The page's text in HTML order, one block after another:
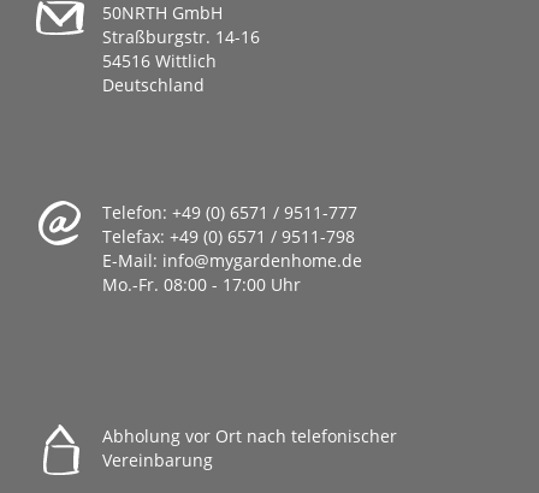
50NRTH GmbH
Straßburgstr. 14-16
54516 Wittlich
Deutschland
Telefon: +49 (0) 6571 / 9511-777
Telefax: +49 (0) 6571 / 9511-798
E-Mail: info@mygardenhome.de
Mo.-Fr. 08:00 - 17:00 Uhr
Abholung vor Ort nach telefonischer
Vereinbarung